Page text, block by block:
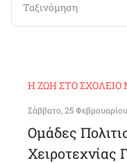
Ταξινόμηση
Η ΖΩΉ ΣΤΟ ΣΧΟΛΕΊΟ
Σάββατο, 25
Ομάδες
Χειροτεχνίας